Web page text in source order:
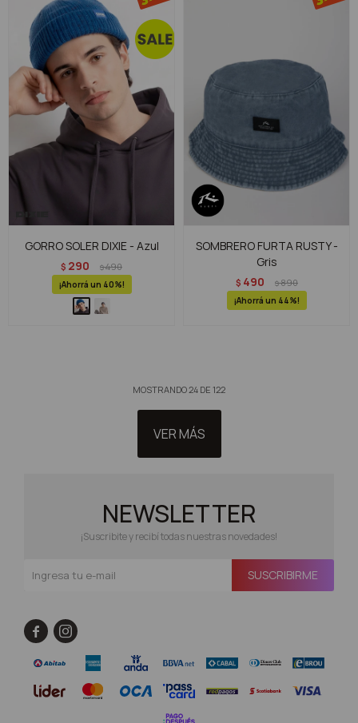
GORRO SOLER DIXIE - Azul
$ 290 $490
40
SOMBRERO FURTA RUSTY -
Gris
$ 490 $890
44
MOSTRANDO24 DE 122
VER MÁS
NEWSLETTER
¡Suscribite y recibí todas nuestras novedades!
SUSCRIBIRME
 